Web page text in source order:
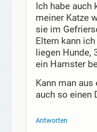
Ich habe auch
meiner Katze
sie im
Eltern kann
liegen Hunde,
ein Hamster
Kann man aus
auch so einen
Antworten